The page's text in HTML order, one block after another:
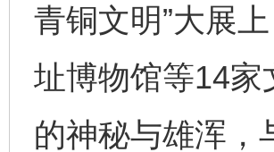
青铜文明”大展
址博物馆等14
的神秘与雄浑，